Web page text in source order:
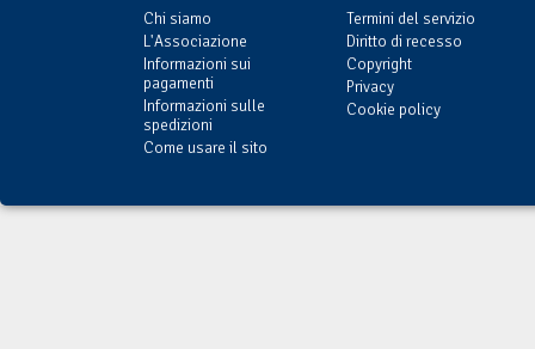
Chi siamo
L'Associazione
Informazioni sui
pagamenti
Informazioni sulle
spedizioni
Come usare il sito
Termini del servizio
Diritto di recesso
Copyright
Privacy
Cookie policy